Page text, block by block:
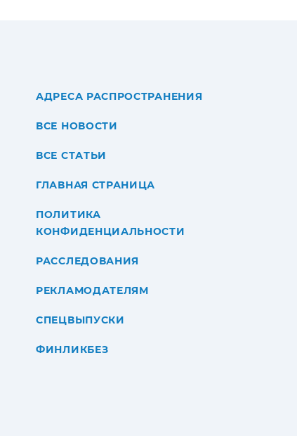
АДРЕСА РАСПРОСТРАНЕНИЯ
ВСЕ НОВОСТИ
ВСЕ СТАТЬИ
ГЛАВНАЯ СТРАНИЦА
ПОЛИТИКА
КОНФИДЕНЦИАЛЬНОСТИ
РАССЛЕДОВАНИЯ
РЕКЛАМОДАТЕЛЯМ
СПЕЦВЫПУСКИ
ФИНЛИКБЕЗ